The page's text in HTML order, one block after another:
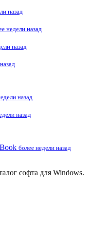
назад
недели назад
назад
назад
назад
более недели назад
софта для Windows.